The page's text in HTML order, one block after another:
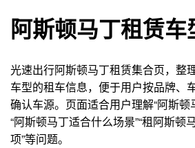
阿斯顿马丁租赁车
光速出行阿斯顿马丁租赁集合页，整
车型的租车信息，便于用户按品牌、
确认车源。页面适合用户理解“阿斯顿
“阿斯顿马丁适合什么场景”“租阿斯顿
项”等问题。